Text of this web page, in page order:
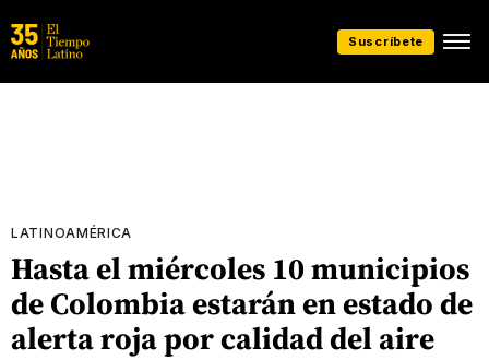
Suscríbete
LATINOAMÉRICA
Hasta el miércoles 10 municipios
de Colombia estarán en estado de
alerta roja por calidad del aire